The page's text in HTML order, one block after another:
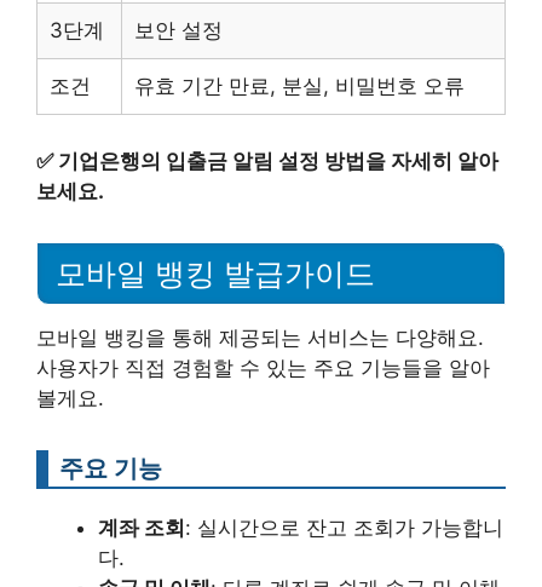
3단계 보안 설정
조건 유효 기간 만료, 분실, 비밀번호 오류
✅ 기업은행의 입출금 알림 설정 방법을 자세히 알아
보세요.
모바일 뱅킹 발급가이드
모바일 뱅킹을 통해 제공되는 서비스는 다양해요.
사용자가 직접 경험할 수 있는 주요 기능들을 알아
볼게요.
주요 기능
계좌 조회: 실시간으로 잔고 조회가 가능합니
다.